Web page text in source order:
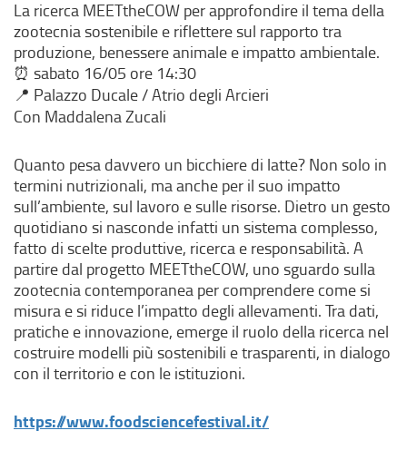
La ricerca MEETtheCOW per approfondire il tema della
zootecnia sostenibile e riflettere sul rapporto tra
produzione, benessere animale e impatto ambientale.
⏰ sabato 16/05 ore 14:30
📍 Palazzo Ducale / Atrio degli Arcieri
Con Maddalena Zucali
Quanto pesa davvero un bicchiere di latte? Non solo in
termini nutrizionali, ma anche per il suo impatto
sull’ambiente, sul lavoro e sulle risorse. Dietro un gesto
quotidiano si nasconde infatti un sistema complesso,
fatto di scelte produttive, ricerca e responsabilità. A
partire dal progetto MEETtheCOW, uno sguardo sulla
zootecnia contemporanea per comprendere come si
misura e si riduce l’impatto degli allevamenti. Tra dati,
pratiche e innovazione, emerge il ruolo della ricerca nel
costruire modelli più sostenibili e trasparenti, in dialogo
con il territorio e con le istituzioni.
https://www.foodsciencefestival.it/(